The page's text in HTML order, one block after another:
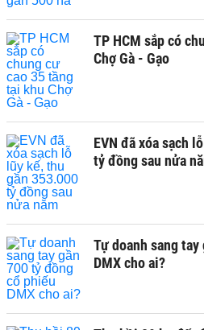
TP HCM sắp có
Chợ Gà - Gạo
EVN đã xóa sạch
tỷ đồng sau nửa
Tự doanh sang
DMX cho ai?